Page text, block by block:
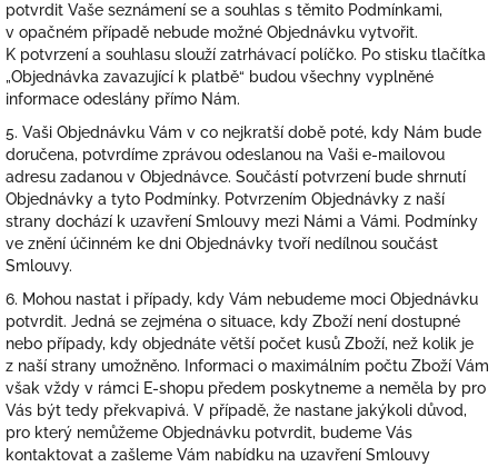
potvrdit Vaše seznámení se a souhlas s těmito Podmínkami,
v opačném případě nebude možné Objednávku vytvořit.
K potvrzení a souhlasu slouží zatrhávací políčko. Po stisku tlačítka
„Objednávka zavazující k platbě“ budou všechny vyplněné
informace odeslány přímo Nám.
5. Vaši Objednávku Vám v co nejkratší době poté, kdy Nám bude
doručena, potvrdíme zprávou odeslanou na Vaši e-mailovou
adresu zadanou v Objednávce. Součástí potvrzení bude shrnutí
Objednávky a tyto Podmínky. Potvrzením Objednávky z naší
strany dochází k uzavření Smlouvy mezi Námi a Vámi. Podmínky
ve znění účinném ke dni Objednávky tvoří nedílnou součást
Smlouvy.
6. Mohou nastat i případy, kdy Vám nebudeme moci Objednávku
potvrdit. Jedná se zejména o situace, kdy Zboží není dostupné
nebo případy, kdy objednáte větší počet kusů Zboží, než kolik je
z naší strany umožněno. Informaci o maximálním počtu Zboží Vám
však vždy v rámci E-shopu předem poskytneme a neměla by pro
Vás být tedy překvapivá. V případě, že nastane jakýkoli důvod,
pro který nemůžeme Objednávku potvrdit, budeme Vás
kontaktovat a zašleme Vám nabídku na uzavření Smlouvy